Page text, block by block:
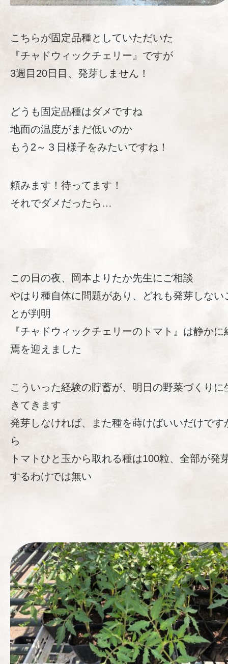
こちらが固定品種としていただいた
『チャドウィックチェリー』ですが
3週目20日目、発芽しません！
どうも固定品種はダメですね
地面の温度がまだ低いのか
もう2～３日様子をみたいですね！
頼みます！待ってます！
それでダメだったら…
この日の夜、岡本よりたか先生にご相談
やはり種自体に問題があり、どれも発芽しない
とが判明
『チャドウィックチェリーのトマト』は静かに
焉を迎えました
こういった経験の貯蓄が、明日の野菜づくりに
きてきます
発芽しなければ、また種を蒔けばいいだけです
ら
トマトひと玉から取れる種は100粒、全部が発
するわけでは無い